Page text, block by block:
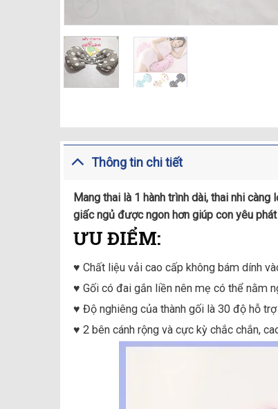
Thông tin chi tiết
Mang thai là 1 hành trình dài, thai nhi
giấc ngủ được ngon hơn giúp con yêu
ƯU ĐIỂM:
♥️ Chất liệu vải cao cấp không bám dính
♥️ Gối có đai gắn liền nên mẹ có thể nằm
♥️ Độ nghiêng của thành gối là 30 độ hỗ
♥️ 2 bên cánh rộng và cực kỳ chắc chắn,